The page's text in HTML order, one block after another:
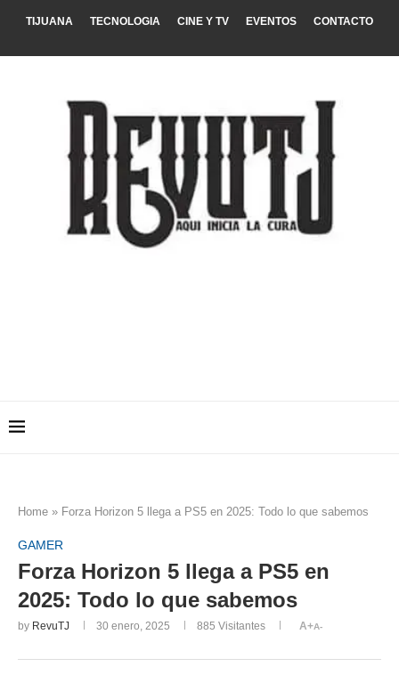
TIJUANA TECNOLOGIA CINE Y TV EVENTOS CONTACTO
Home » Forza Horizon 5 llega a PS5 en 2025: Todo lo que sabemos
GAMER
Forza Horizon 5 llega a PS5 en
2025: Todo lo que sabemos
by RevuTJ 30 enero, 2025 885 Visitantes A+A-